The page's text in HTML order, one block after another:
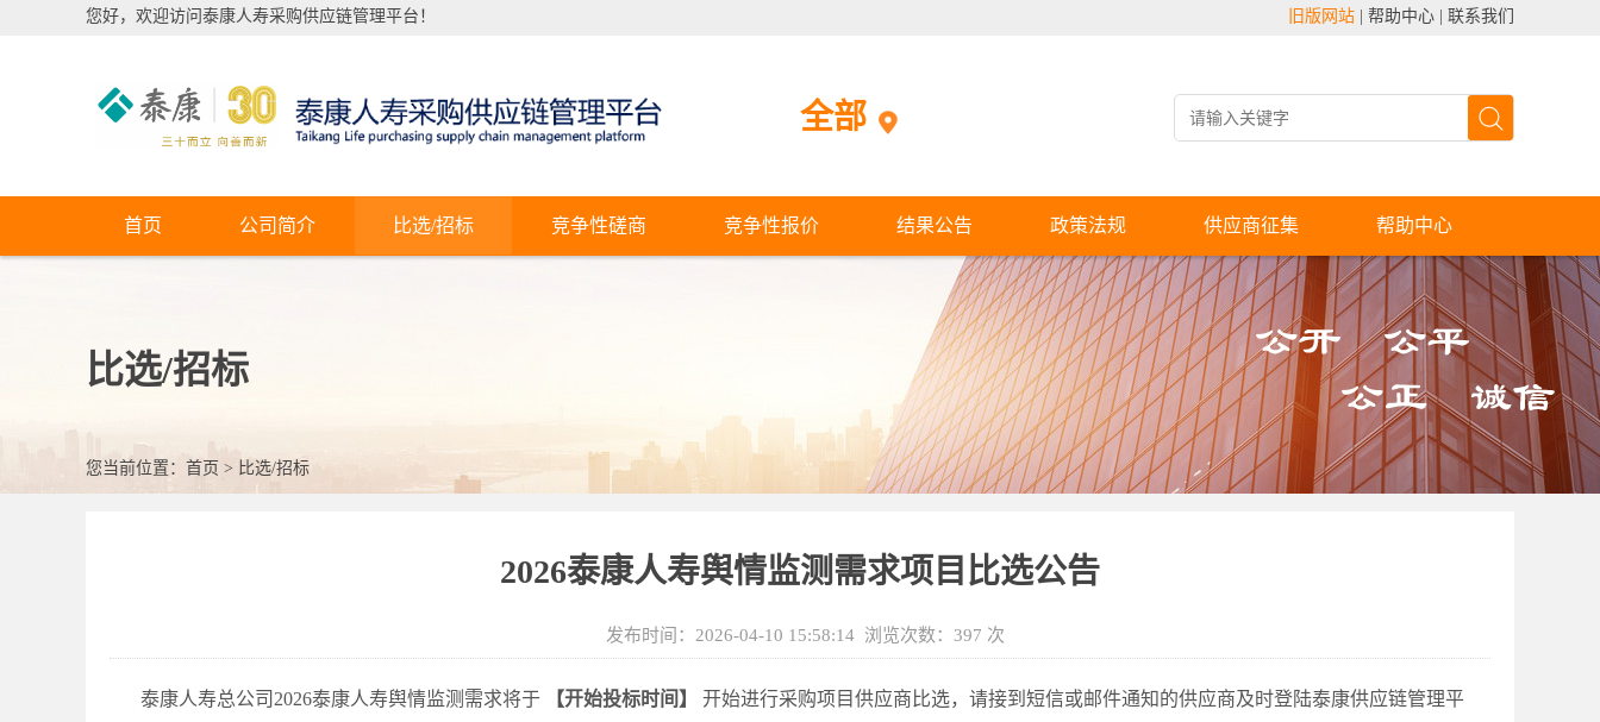
您好，欢迎访问泰康人寿采购供应链管理平台！ 旧版网站 帮助中心 联系我们
全部
首页 公司简介 比选/招标 竞争性磋商 竞争性报价 结果公告 政策法规 供应商征集 帮助中心
比选/招标
您当前位置： 首页 > 比选/招标
2026泰康人寿舆情监测需求项目比选公告
发布时间：2026-04-10 15:58:14 浏览次数： 397 次
泰康人寿总公司 2026泰康人寿舆情监测需求将于 【开始投标时间】 开始进行采购项目供应商 比选，请接到短信或邮件通知的供应商及时登陆泰康供应链管理平